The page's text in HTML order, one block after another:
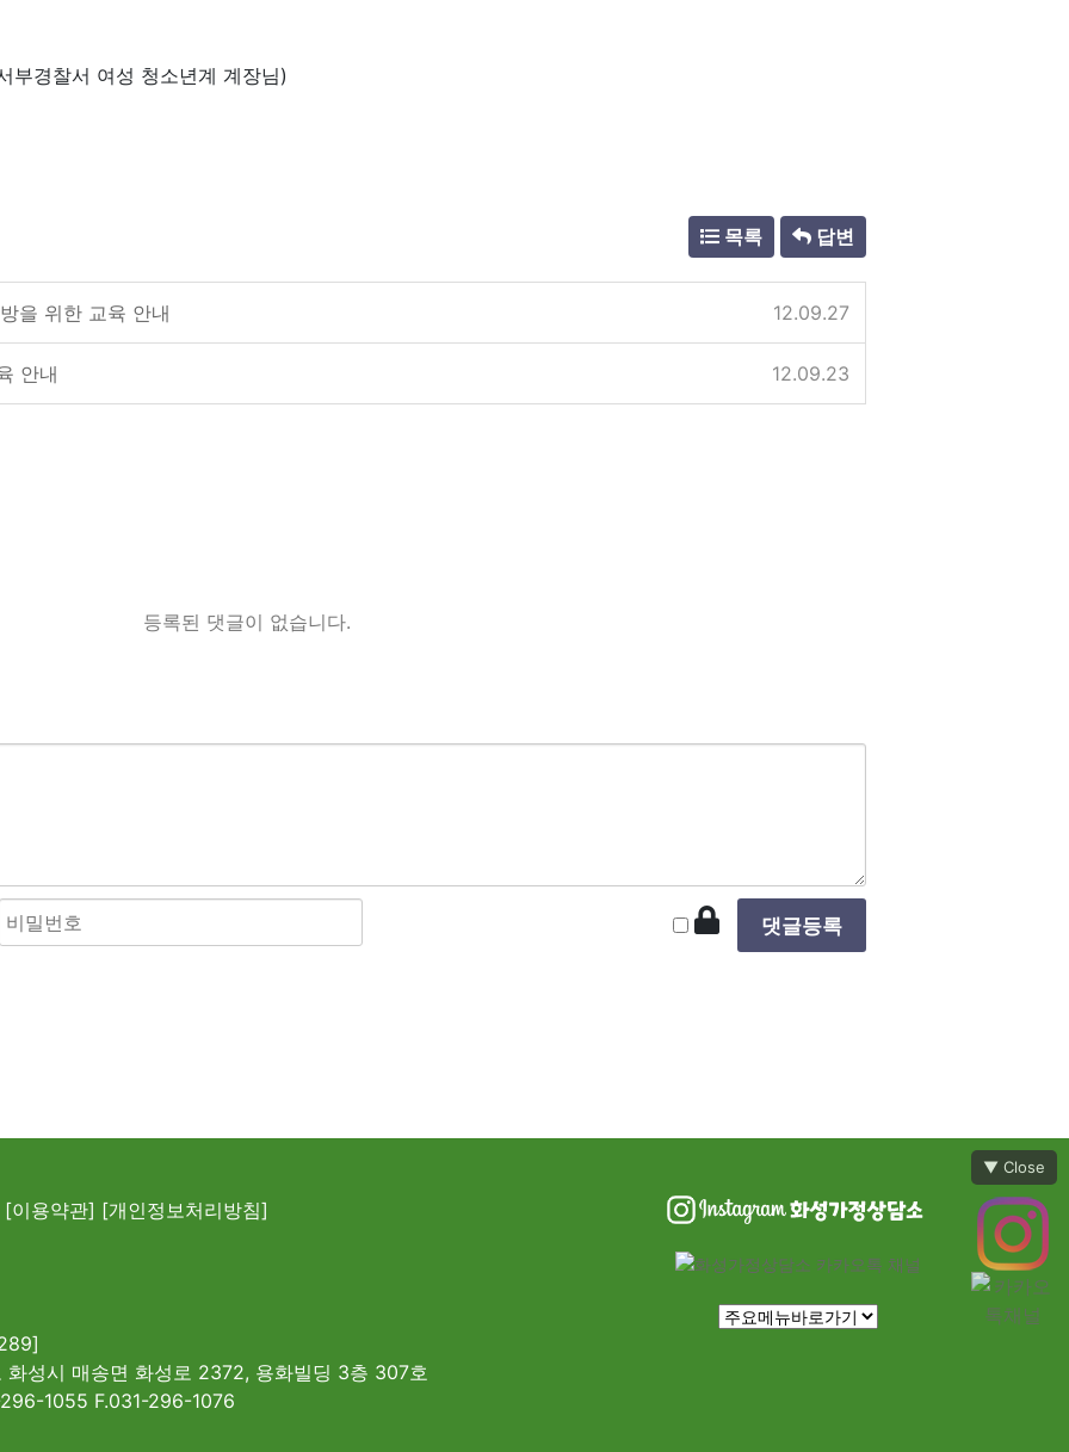
▼ Close
부경찰서 여성 청소년계 계장님)
목록 답변
을 위한 교육 안내 12.09.27
안내 12.09.23
등록된 댓글이 없습니다.
[이용약관] [개인정보처리방침]
화성시 매송면 화성로 2372, 용화빌딩 3층 307호
1055 F.031-296-1076